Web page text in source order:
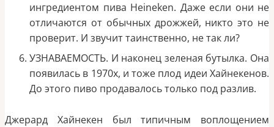
ингредиентом пива Heineken. Даже если они не
отличаются от обычных дрожжей, никто это не
проверит. И звучит таинственно, не так ли?
УЗНАВАЕМОСТЬ. И наконец зеленая бутылка. Она
появилась в 1970х, и тоже плод идеи Хайнекенов.
До этого пиво продавалось только под разлив.
Джерард Хайнекен был типичным воплощением